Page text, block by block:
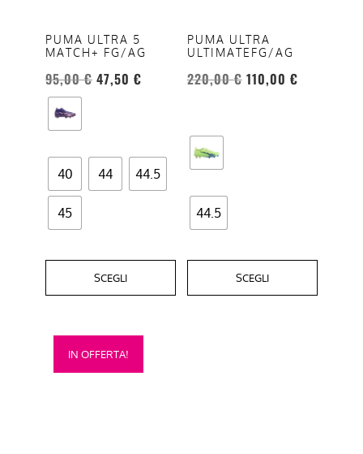
PUMA ULTRA 5
MATCH+ FG/AG
95,00€ 47,50 €
40 44 44.5
45
SCEGLI
opzioni
possono
essere
scelte
nella
del
prodotto
PUMA ULTRA
ULTIMATEFG/AG
220,00€ 110,00 €
44.5
SCEGLI
opzioni
possono
essere
pagina
del
IN OFFERTA!
Questo
prodotto